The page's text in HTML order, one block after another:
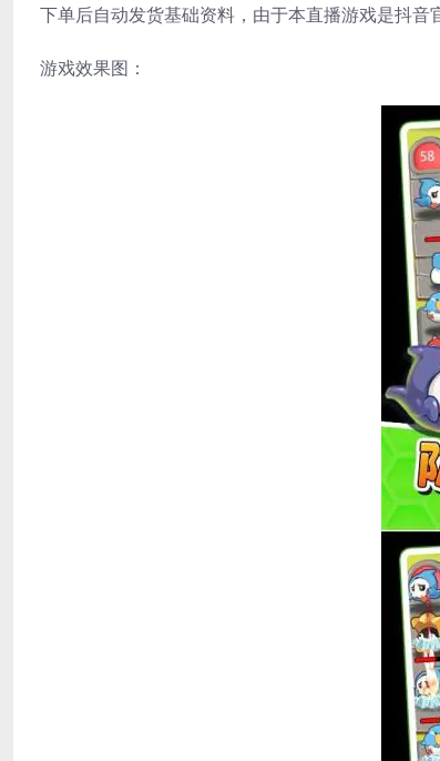
下单后自动发货基础资料，由于本直播游戏是抖音
游戏效果图：